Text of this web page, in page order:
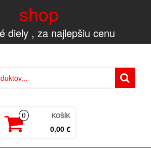
shop
diely , za najlepšiu cenu
0 KOŠÍK
0,00 €